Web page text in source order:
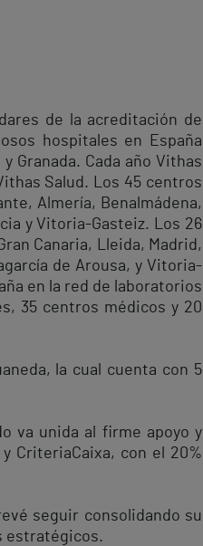
de la acreditación de
hospitales en España
Granada. Cada año Vithas
Salud. Los 45 centros
Almería, Benalmádena,
y Vitoria-Gasteiz. Los 26
Canaria, Lleida, Madrid,
de Arousa, y Vitoria-
en la red de laboratorios
35 centros médicos y 20
la cual cuenta con 5
va unida al firme apoyo y
CriteriaCaixa, con el 20%
seguir consolidando su
estratégicos.